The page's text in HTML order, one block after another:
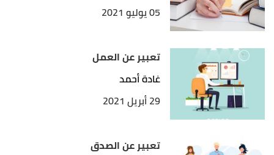
05 يوليو 2021
تعبير عن العمل
غادة أحمد
29 أبريل 2021
تعبير عن الصدق